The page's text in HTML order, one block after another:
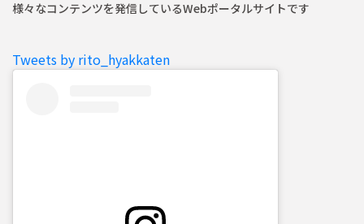
様々なコンテンツを発信しているWebポータルサイトです
Tweets by rito_hyakkaten